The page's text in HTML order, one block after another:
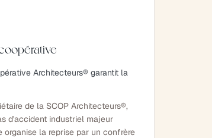
Architecteurs® garantit la
de la SCOP Architecteurs®,
d'accident industriel majeur
la reprise par un confrère